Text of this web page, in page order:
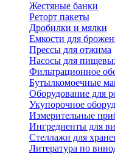
Жестяные банки
Реторт пакеты
Дробилки и мялки
Емкости для
Прессы для отжима
Насосы для
Фильтрационное
Бутылкомоечные
Оборудование для
Укупорочное
Измерительные
Ингредиенты для
Стеллажи для
Литература по